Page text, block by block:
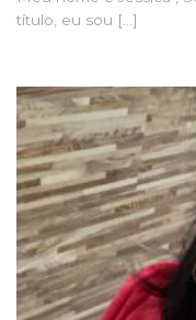
título, eu sou [...]